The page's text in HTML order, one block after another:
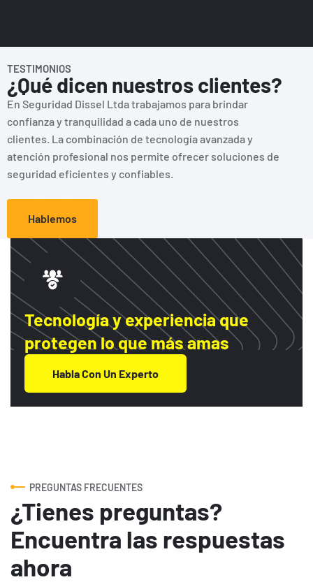
TESTIMONIOS
¿Qué dicen nuestros clientes?
En Seguridad Dissel Ltda trabajamos para brindar
confianza y tranquilidad a cada uno de nuestros
clientes. La combinación de tecnología avanzada y
atención profesional nos permite ofrecer soluciones de
seguridad eficientes y confiables.
Hablemos
Tecnología y experiencia que
protegen lo que más amas
Habla Con Un Experto
PREGUNTAS FRECUENTES
¿Tienes preguntas?
Encuentra las respuestas
ahora